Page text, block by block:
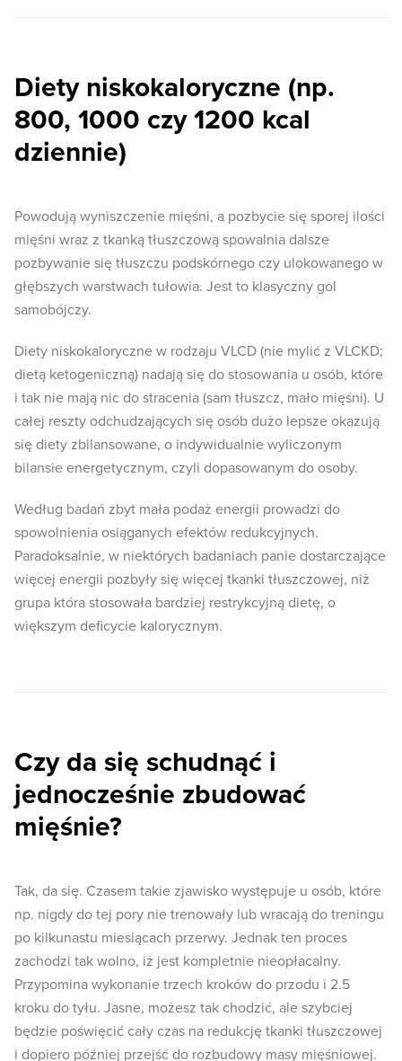
Diety niskokaloryczne (np.
800, 1000 czy 1200 kcal
dziennie)
Powodują wyniszczenie mięśni, a pozbycie się sporej ilości
mięśni wraz z tkanką tłuszczową spowalnia dalsze
pozbywanie się tłuszczu podskórnego czy ulokowanego w
głębszych warstwach tułowia. Jest to klasyczny gol
samobójczy.
Diety niskokaloryczne w rodzaju VLCD (nie mylić z VLCKD;
dietą ketogeniczną) nadają się do stosowania u osób, które
i tak nie mają nic do stracenia (sam tłuszcz, mało mięśni). U
całej reszty odchudzających się osób dużo lepsze okazują
się diety zbilansowane, o indywidualnie wyliczonym
bilansie energetycznym, czyli dopasowanym do osoby.
Według badań zbyt mała podaż energii prowadzi do
spowolnienia osiąganych efektów redukcyjnych.
Paradoksalnie, w niektórych badaniach panie dostarczające
więcej energii pozbyły się więcej tkanki tłuszczowej, niż
grupa która stosowała bardziej restrykcyjną dietę, o
większym deficycie kalorycznym.
Czy da się schudnąć i
jednocześnie zbudować
mięśnie?
Tak, da się. Czasem takie zjawisko występuje u osób, które
np. nigdy do tej pory nie trenowały lub wracają do treningu
po kilkunastu miesiącach przerwy. Jednak ten proces
zachodzi tak wolno, iż jest kompletnie nieopłacalny.
Przypomina wykonanie trzech kroków do przodu i 2.5
kroku do tyłu. Jasne, możesz tak chodzić, ale szybciej
będzie poświęcić cały czas na redukcję tkanki tłuszczowej
i dopiero później przejść do rozbudowy masy mięśniowej.